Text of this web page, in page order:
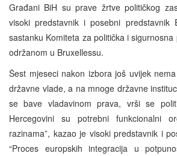
Građani BiH su prave žrtve političkog
visoki predstavnik i posebni predstavnik
sastanku Komiteta za politička i
održanom u Bruxellessu.
Šest mjeseci nakon izbora još uvijek
državne vlade, a na mnoge državne
se bave vladavinom prava, vrši se
Hercegovini su potrebni funkcionalni
razinama”, kazao je visoki predstavnik i
“Proces europskih integracija u